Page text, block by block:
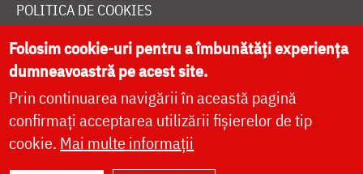
POLITICA DE COOKIES
DONEAZĂ ONLINE PENTRU CATEDRALA NAȚIONALĂ
LIVE
Folosim cookie-uri pentru a îmbunătăți experiența
dumneavoastră pe acest site.
Prin continuarea navigării în această pagină
confirmați acceptarea utilizării fișierelor de tip
cookie. Mai multe informații